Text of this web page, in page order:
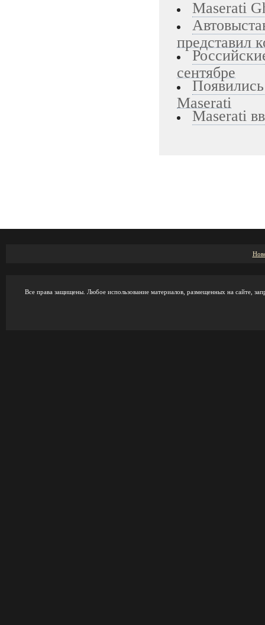
Maserati
представил
сентябре
Maserati
Maserati
Все права защищены. Любое использование материалов, размещенных на сайте,